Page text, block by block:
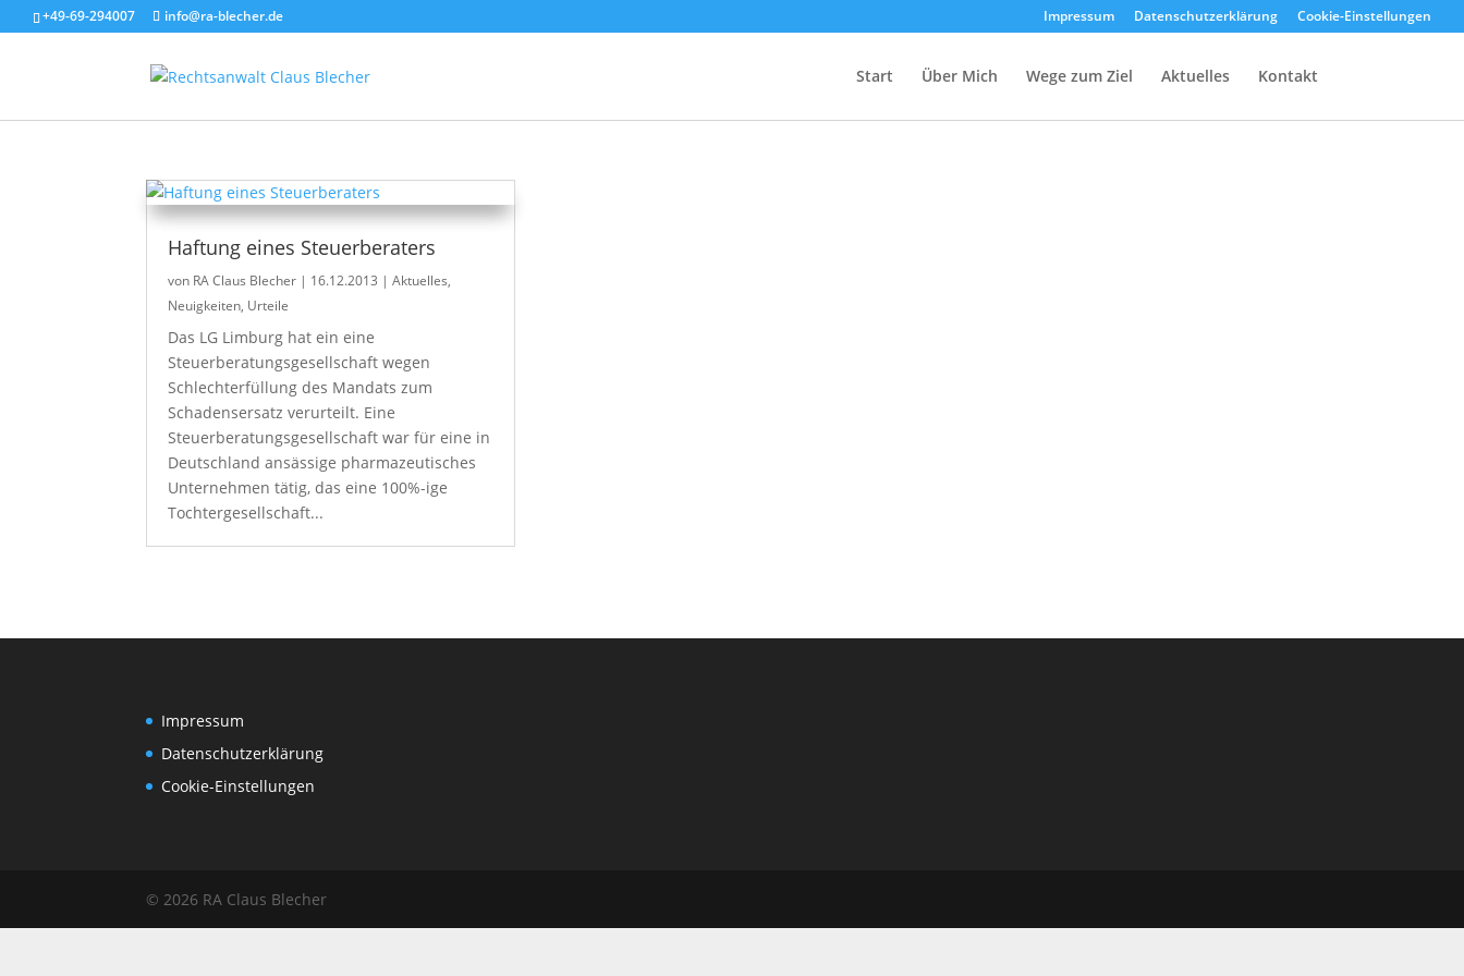
+49-69-294007 info@ra-blecher.de Impressum Datenschutz­erklärung Cookie-Einstellungen
Start Über Mich Wege zum Ziel Aktuelles Kontakt
Haftung eines Steuerberaters
von RA Claus Blecher | 16.12.2013 |Aktuelles,
Neuigkeiten, Urteile
Das LG Limburg hat ein eine
Steuerberatungsgesellschaft wegen
Schlechterfüllung des Mandats zum
Schadensersatz verurteilt. Eine
Steuerberatungsgesellschaft war für eine in
Deutschland ansässige pharmazeutisches
Unternehmen tätig, das eine 100%-ige
Tochtergesellschaft...
Impressum
Datenschutz­erklärung
Cookie-Einstellungen
© 2026 RA Claus Blecher